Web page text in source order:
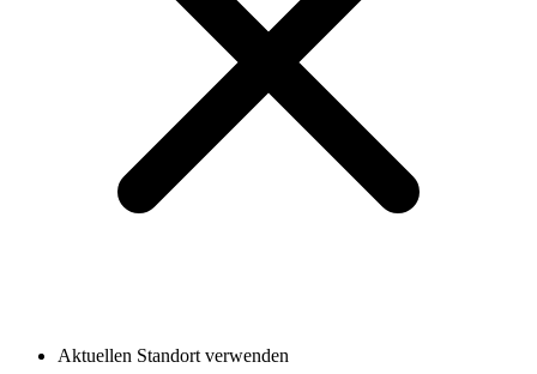
Aktuellen Standort verwenden